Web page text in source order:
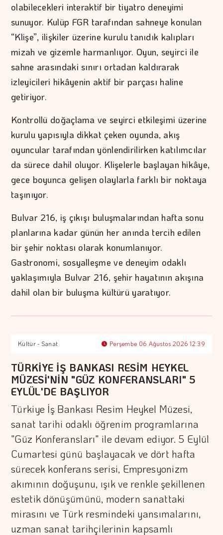
olabilecekleri interaktif bir tiyatro deneyimi
sunuyor. Kulüp FGR tarafından sahneye konulan
“Klişe”, ilişkiler üzerine kurulu tanıdık kalıpları
mizah ve gizemle harmanlıyor. Oyun, seyirci ile
sahne arasındaki sınırı ortadan kaldırarak
izleyicileri hikâyenin aktif bir parçası haline
getiriyor.
Kontrollü doğaçlama ve seyirci etkileşimi üzerine
kurulu yapısıyla dikkat çeken oyunda, akış
oyuncular tarafından yönlendirilirken katılımcılar
da sürece dahil oluyor. Klişelerle başlayan hikâye,
gece boyunca gelişen olaylarla farklı bir noktaya
taşınıyor.
Bulvar 216, iş çıkışı buluşmalarından hafta sonu
planlarına kadar günün her anında tercih edilen
bir şehir noktası olarak konumlanıyor.
Gastronomi, sosyalleşme ve deneyim odaklı
yaklaşımıyla Bulvar 216, şehir hayatının akışına
dahil olan bir buluşma kültürü yaratıyor.
Kültür - Sanat Perşembe 06 Ağustos 2026 12:39
TÜRKİYE İŞ BANKASI RESİM HEYKEL
MÜZESİ'NİN "GÜZ KONFERANSLARI" 5
EYLÜL'DE BAŞLIYOR
Türkiye İş Bankası Resim Heykel Müzesi,
sanat tarihi odaklı öğrenim programlarına
"Güz Konferansları" ile devam ediyor. 5 Eylül
Cumartesi günü başlayacak ve dört hafta
sürecek konferans serisi, Empresyonizm
akımının doğuşunu, ışık ve renkle şekillenen
estetik dönüşümünü, modern sanattaki
mirasını ve Türk resmindeki yansımalarını,
uzman sanat tarihçilerinin kapsamlı